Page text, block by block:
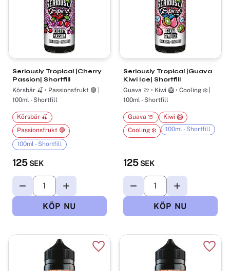
Seriously Tropical |Cherry
Passion| Shortfill
Körsbär 🍒 • Passionsfrukt 🟣 |
100ml - Shortfill
125 SEK
Körsbär 🍒
Passionsfrukt 🟣
100ml - Shortfill
Seriously Tropical |Guava
Kiwi Ice| Shortfill
Guava 🍈 • Kiwi 🥝 • Cooling ❄️ |
100ml - Shortfill
125 SEK
Guava 🍈
Kiwi 🥝
Cooling ❄️
100ml - Shortfill
Lägg till i favoriter